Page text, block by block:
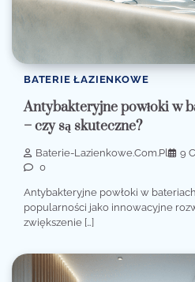
BATERIE ŁAZIENKOWE
Antybakteryjne powłoki w
– czy są skuteczne?
Baterie-Lazienkowe.com.pl 9
0
Antybakteryjne powłoki w
popularności jako innowacyjne
zwiększenie […]